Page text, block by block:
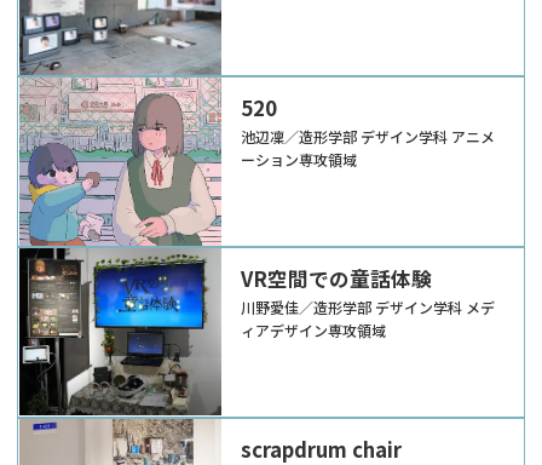
520
池辺凜／造形学部 デザイン学科 アニメ
ーション専攻領域
VR空間での童話体験
川野愛佳／造形学部 デザイン学科 メデ
ィアデザイン専攻領域
scrapdrum chair